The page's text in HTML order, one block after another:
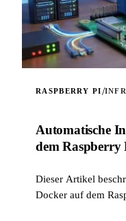
RASPBERRY PI/
Automatische
dem Raspberry
Dieser Artikel
Docker auf dem